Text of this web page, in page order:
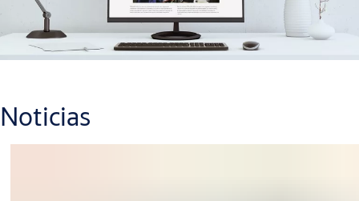
Noticias